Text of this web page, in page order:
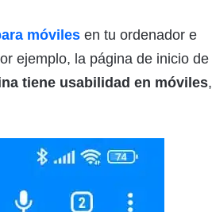
móviles en tu ordenador e
ejemplo, la página de inicio de
tiene usabilidad en móviles,